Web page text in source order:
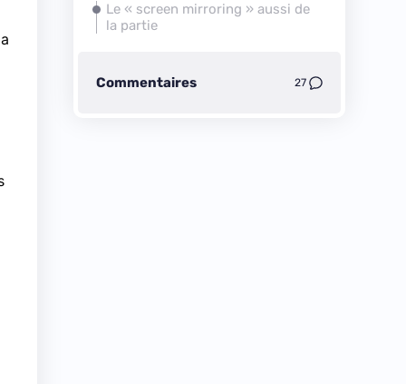
Le « screen mirroring » aussi de
la partie
Commentaires 27